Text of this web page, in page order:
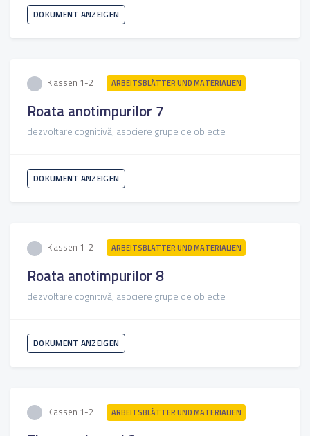
DOKUMENT ANZEIGEN
Klassen 1-2 ARBEITSBLÄTTER UND MATERIALIEN
Roata anotimpurilor 7
dezvoltare cognitivă, asociere grupe de obiecte
DOKUMENT ANZEIGEN
Klassen 1-2 ARBEITSBLÄTTER UND MATERIALIEN
Roata anotimpurilor 8
dezvoltare cognitivă, asociere grupe de obiecte
DOKUMENT ANZEIGEN
Klassen 1-2 ARBEITSBLÄTTER UND MATERIALIEN